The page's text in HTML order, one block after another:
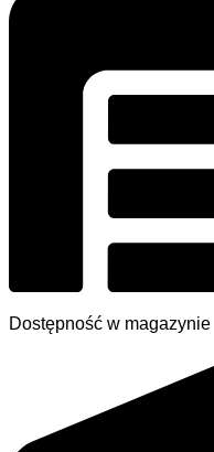
Dostępność w magazynie